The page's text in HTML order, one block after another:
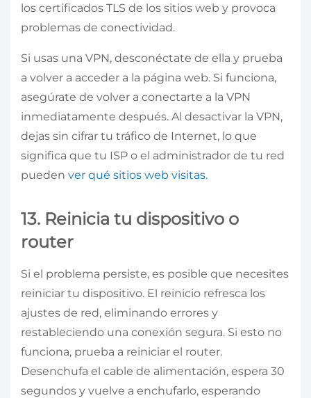
los certificados TLS de los sitios web y provoca
problemas de conectividad.
Si usas una VPN, desconéctate de ella y prueba
a volver a acceder a la página web. Si funciona,
asegúrate de volver a conectarte a la VPN
inmediatamente después. Al desactivar la VPN,
dejas sin cifrar tu tráfico de Internet, lo que
significa que tu ISP o el administrador de tu red
pueden ver qué sitios web visitas.
13. Reinicia tu dispositivo o
router
Si el problema persiste, es posible que necesites
reiniciar tu dispositivo. El reinicio refresca los
ajustes de red, eliminando errores y
restableciendo una conexión segura. Si esto no
funciona, prueba a reiniciar el router.
Desenchufa el cable de alimentación, espera 30
segundos y vuelve a enchufarlo, esperando